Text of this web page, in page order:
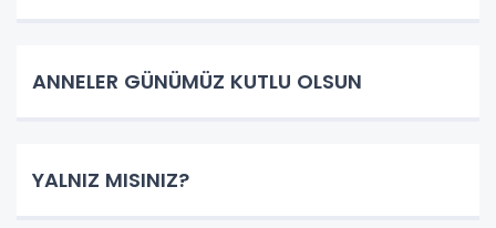
ANNELER GÜNÜMÜZ KUTLU OLSUN
YALNIZ MISINIZ?